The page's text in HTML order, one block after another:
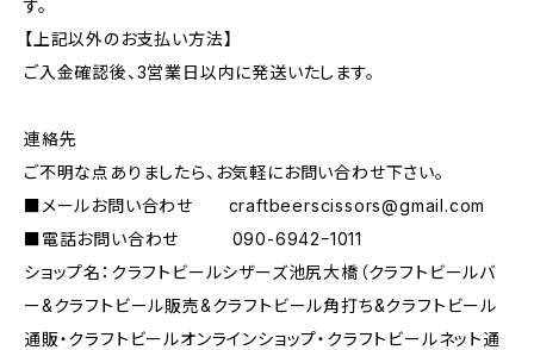
す。
【上記以外のお支払い方法】
ご入金確認後、3営業日以内に発送いたします。
連絡先
ご不明な点ありましたら、お気軽にお問い合わせ下さい。
■メールお問い合わせ craftbeerscissors@gmail.com
■電話お問い合わせ 090-6942ｰ1011
ショップ名：クラフトビールシザーズ池尻大橋（クラフトビールバ
ー&クラフトビール販売&クラフトビール角打ち&クラフトビール
通販・クラフトビールオンラインショップ・クラフトビールネット通